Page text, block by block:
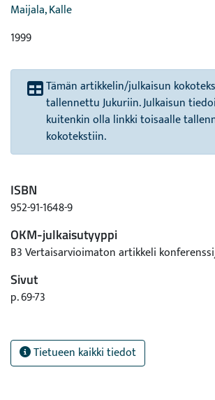
Maijala, Kalle
1999
Tämän artikkelin/julkaisun
tallennettu Jukuriin. Julkaisun
kuitenkin olla linkki toisaalle
kokotekstiin.
ISBN
952-91-1648-9
OKM-julkaisutyyppi
B3 Vertaisarvioimaton artikkeli
Sivut
p. 69-73
Tietueen kaikki tiedot